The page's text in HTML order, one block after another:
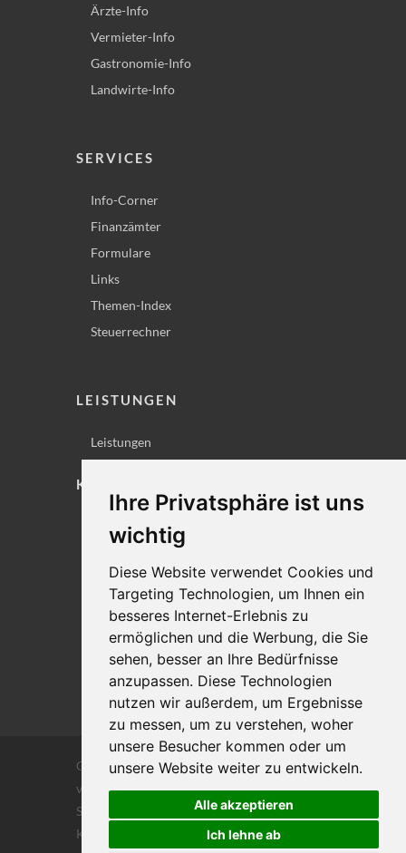
Ihre Privatsphäre ist uns
wichtig
Diese Website verwendet Cookies und
Targeting Technologien, um Ihnen ein
besseres Internet-Erlebnis zu
ermöglichen und die Werbung, die Sie
sehen, besser an Ihre Bedürfnisse
anzupassen. Diese Technologien
nutzen wir außerdem, um Ergebnisse
zu messen, um zu verstehen, woher
unsere Besucher kommen oder um
unsere Website weiter zu entwickeln.
Alle akzeptieren
Ich lehne ab
Ärzte-Info
Vermieter-Info
Gastronomie-Info
Landwirte-Info
SERVICES
Info-Corner
Finanzämter
Formulare
Links
Themen-Index
Steuerrechner
LEISTUNGEN
Leistungen
KONTAKT
Lageplan
Datenschutz
Cookie-Einstellungen
Copyrights © 2026 Alle Rechte vorbehalten
von DILIGENTIA Wirtschaftsprüfung- und
Steuerberatungsgesellschaft m.b. H. und Co
KG